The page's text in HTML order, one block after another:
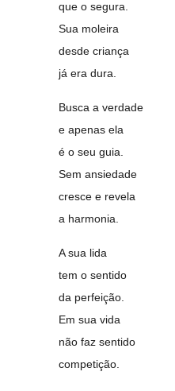
que o segura.
Sua moleira
desde criança
já era dura.
Busca a verdade
e apenas ela
é o seu guia.
Sem ansiedade
cresce e revela
a harmonia.
A sua lida
tem o sentido
da perfeição.
Em sua vida
não faz sentido
competição.